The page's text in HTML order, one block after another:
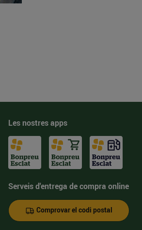
Les nostres apps
Serveis d'entrega de compra online
Comprovar el codi postal